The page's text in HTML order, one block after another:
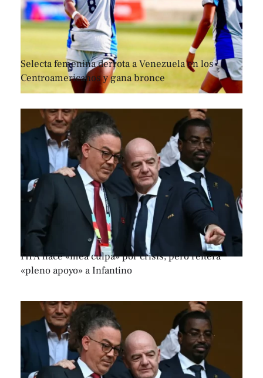
Selecta femenina derrota a Venezuela en los
Centroamericanos y gana bronce
FIFA hace «mea culpa» por crisis, pero reitera
«pleno apoyo» a Infantino